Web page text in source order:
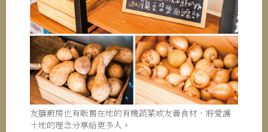
友膳廚房也有販售在地的有機蔬菜或友善食材，將愛護
土地的理念分享給更多人。